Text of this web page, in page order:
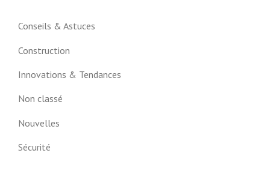
Conseils & Astuces
Construction
Innovations & Tendances
Non classé
Nouvelles
Sécurité